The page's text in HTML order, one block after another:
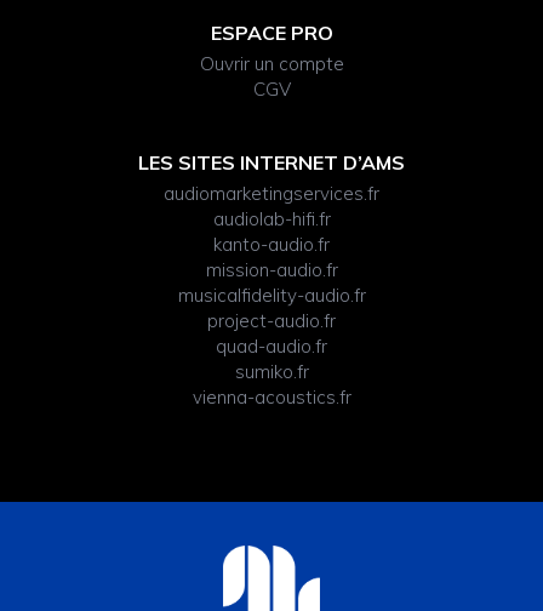
ESPACE PRO
Ouvrir un compte
CGV
LES SITES INTERNET D’AMS
audiomarketingservices.fr
audiolab-hifi.fr
kanto-audio.fr
mission-audio.fr
musicalfidelity-audio.fr
project-audio.fr
quad-audio.fr
sumiko.fr
vienna-acoustics.fr